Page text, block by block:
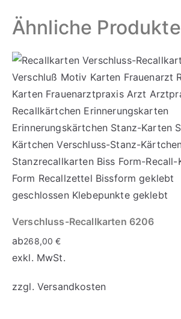
Ähnliche Produkte
Verschluss-Recallkarten 6206
ab268,00€
exkl. MwSt.
zzgl. Versandkosten